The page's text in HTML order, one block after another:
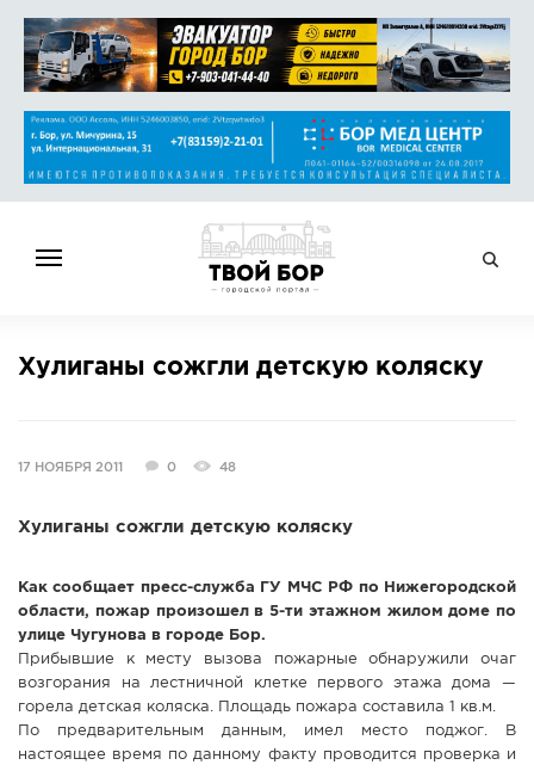
НОВОСТИ
АФИША
КОНКУРСЫ
СТАТЬИ
ГОЛОСОВАНИЯ
ПРЕДЛОЖИТЬ НОВОСТЬ
Xулиганы сожгли детскую коляску
17 НОЯБРЯ 2011 0 48
Xулиганы сожгли детскую коляску
Как сообщает пресс-служба ГУ МЧС РФ по Нижегородской
области, пожар произошел в 5-ти этажном жилом доме по
улице Чугунова в городе Бор.
Прибывшие к месту вызова пожарные обнаружили очаг
возгорания на лестничной клетке первого этажа дома —
горела детская коляска. Площадь пожара составила 1 кв.м.
По предварительным данным, имел место поджог. В
настоящее время по данному факту проводится проверка и